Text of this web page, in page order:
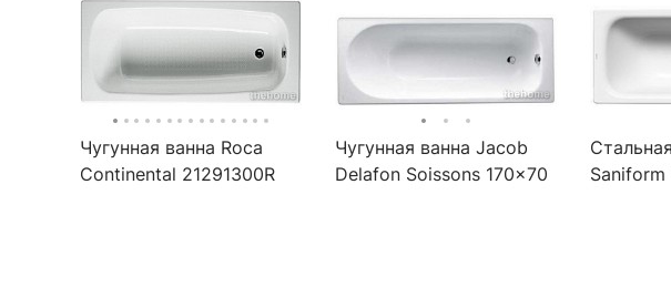
Чугунная ванна Roca
Continental 21291300R
Чугунная ванна Jacob
Delafon Soissons 170x70
Saniform